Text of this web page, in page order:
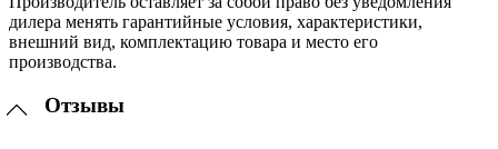
дилера менять гарантийные условия, характеристики,
внешний вид, комплектацию товара и место его
производства.
Отзывы